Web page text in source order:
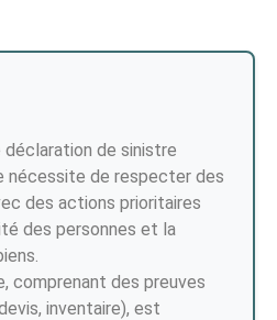
déclaration de sinistre
nécessite de respecter des
des actions prioritaires
des personnes et la
comprenant des preuves
inventaire), est